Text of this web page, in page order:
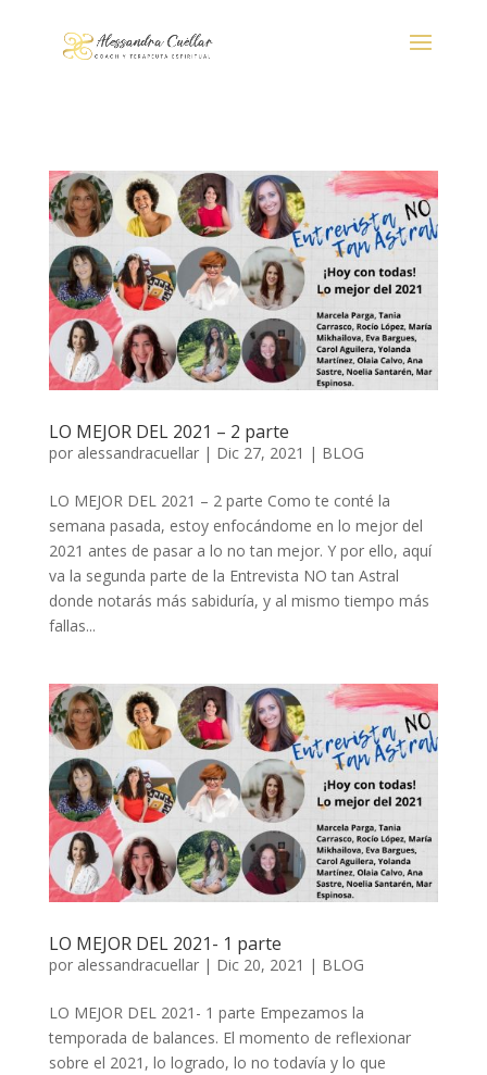
LO MEJOR DEL 2021 – 2 parte
por alessandracuellar| Dic 27, 2021 | BLOG
LO MEJOR DEL 2021 – 2 parte Como te conté la
semana pasada, estoy enfocándome en lo mejor del
2021 antes de pasar a lo no tan mejor. Y por ello, aquí
va la segunda parte de la Entrevista NO tan Astral
donde notarás más sabiduría, y al mismo tiempo más
fallas...
LO MEJOR DEL 2021- 1 parte
por alessandracuellar| Dic 20, 2021 | BLOG
LO MEJOR DEL 2021- 1 parte Empezamos la
temporada de balances. El momento de reflexionar
sobre el 2021, lo logrado, lo no todavía y lo que